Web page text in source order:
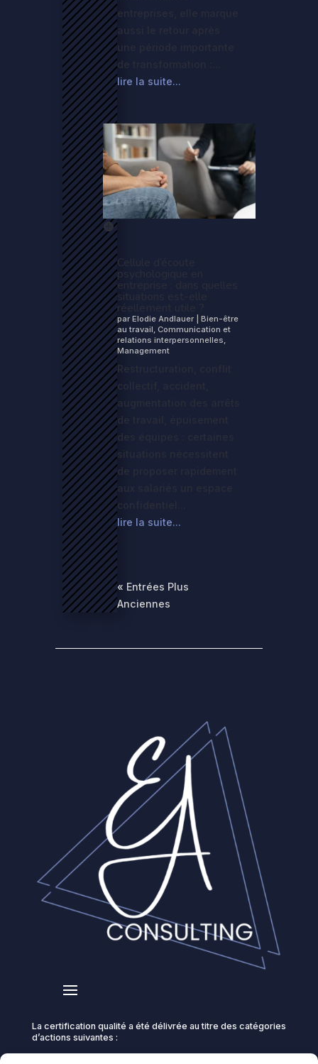
entreprises, elle marque
lire la suite...
situations est-elle
parElodie Andlauer |Bien-être
au travail ,Communication et
relations interpersonnelles
Management
lire la suite...
« Entrées Plus
Anciennes
La certification qualité a été délivrée au titre des catégories
d’actions suivantes :